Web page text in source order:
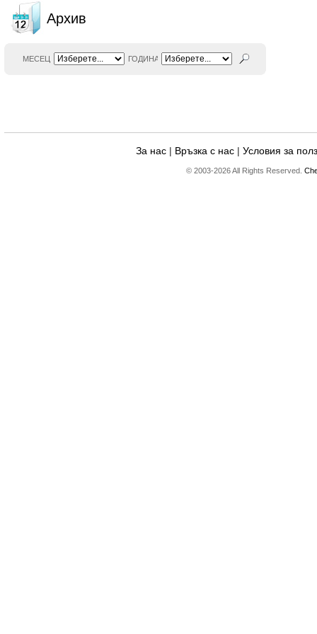
Архив
МЕСЕЦ ГОДИНА
За нас | Връзка с нас |Условия за
© 2003-2026 All Rights Reserved.